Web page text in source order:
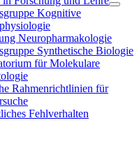
Kognitive
Neuropharmakologie
Synthetische Biologie
für Molekulare
Rahmenrichtlinien für
Fehlverhalten